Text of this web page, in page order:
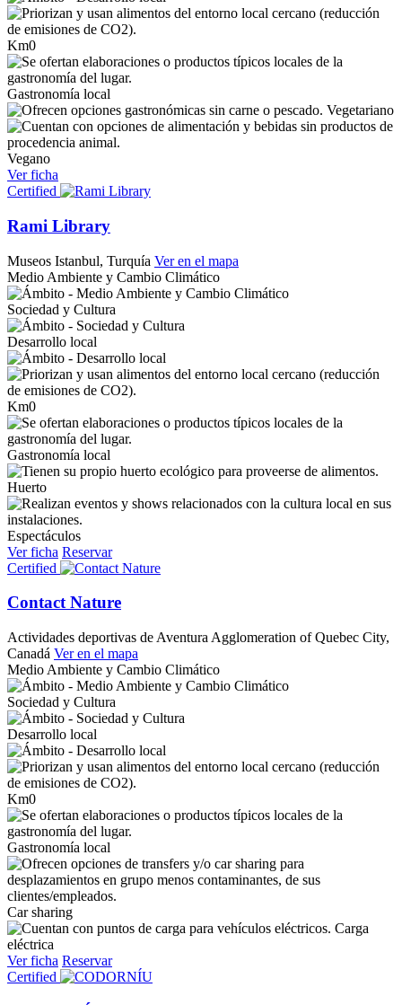
Km0
Gastronomía local
Vegetariano
Vegano
Ver ficha
Certified
Rami Library
Museos Istanbul, Turquía Ver en el mapa
Medio Ambiente y Cambio Climático
Sociedad y Cultura
Desarrollo local
Km0
Gastronomía local
Huerto
Espectáculos
Ver ficha Reservar
Certified
Contact Nature
Actividades deportivas de Aventura Agglomeration of Quebec City,
Canadá Ver en el mapa
Medio Ambiente y Cambio Climático
Sociedad y Cultura
Desarrollo local
Km0
Gastronomía local
Car sharing
Carga
eléctrica
Ver ficha Reservar
Certified